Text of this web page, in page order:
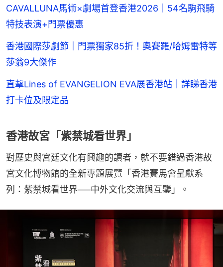
CAVALLUNA馬術×劇場首登香港2026｜54名駒飛騎
特技表演+門票優惠
香港國際莎劇節｜門票獨家85折！奧賽羅/哈姆雷特等
莎翁9大傑作
直擊Lines of EVANGELION EVA展香港站｜詳睇香港
打卡位及限定品
香港故宮「紫禁城看世界」
對歷史與宮廷文化有興趣的讀者，就不要錯過香港故
宮文化博物館的全新專題展覽「香港賽馬會呈獻系
列：紫禁城看世界──中外文化交流與互鑒」。